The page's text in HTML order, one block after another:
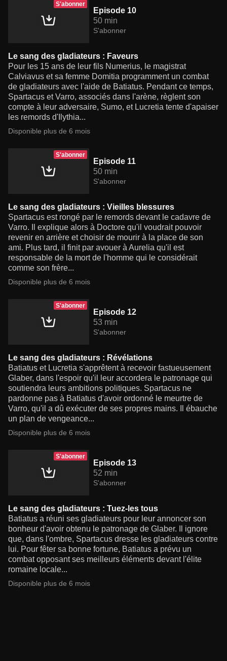
S'abonner
Episode 10
50 min
S'abonner
Le sang des gladiateurs : Faveurs
Pour les 15 ans de leur fils Numerius, le magistrat
Calviavus et sa femme Domitia programment un combat
de gladiateurs avec l'aide de Batiatus. Pendant ce temps,
Spartacus et Varro, associés dans l'arène, règlent son
compte à leur adversaire, Sumo, et Lucretia tente d'apaiser
les remords d'Ilythia...
Disponible plus de 6 mois
S'abonner
Episode 11
50 min
S'abonner
Le sang des gladiateurs : Vieilles blessures
Spartacus est rongé par le remords devant le cadavre de
Varro. Il explique alors à Doctore qu'il voudrait pouvoir
revenir en arrière et choisir de mourir à la place de son
ami. Plus tard, il finit par avouer à Aurelia qu'il est
responsable de la mort de l'homme qui le considérait
comme son frère...
Disponible plus de 6 mois
S'abonner
Episode 12
53 min
S'abonner
Le sang des gladiateurs : Révélations
Batiatus et Lucretia s'apprêtent à recevoir fastueusement
Glaber, dans l'espoir qu'il leur accordera le patronage qui
soutiendra leurs ambitions politiques. Spartacus ne
pardonne pas à Batiatus d'avoir ordonné le meurtre de
Varro, qu'il a dû exécuter de ses propres mains. Il ébauche
un plan de vengeance...
Disponible plus de 6 mois
S'abonner
Episode 13
52 min
S'abonner
Le sang des gladiateurs : Tuez-les tous
Batiatus a réuni ses gladiateurs pour leur annoncer son
bonheur d'avoir obtenu le patronage de Glaber. Il ignore
que, dans l'ombre, Spartacus dresse les gladiateurs contre
lui. Pour fêter sa bonne fortune, Batiatus a prévu un
combat opposant ses meilleurs éléments devant l'élite
romaine locale...
Disponible plus de 6 mois